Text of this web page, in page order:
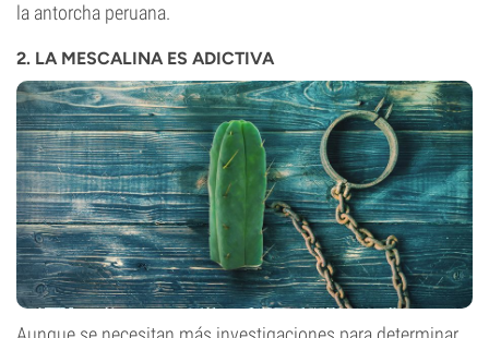
la antorcha peruana.
2. LA MESCALINA ES ADICTIVA